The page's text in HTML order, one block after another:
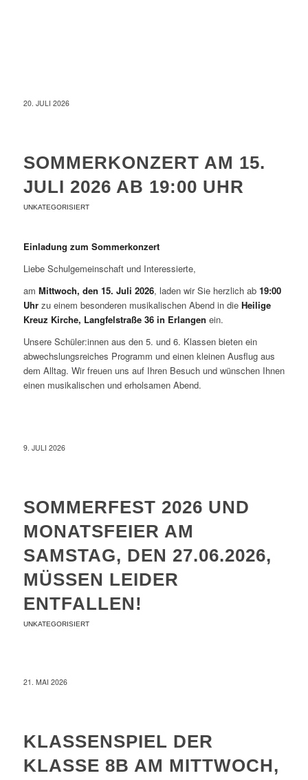
20. JULI 2026
SOMMERKONZERT AM 15.
JULI 2026 AB 19:00 UHR
UNKATEGORISIERT
Einladung zum Sommerkonzert
Liebe Schulgemeinschaft und Interessierte,
am Mittwoch, den 15. Juli 2026, laden wir Sie herzlich ab 19:00
Uhrzu einem besonderen musikalischen Abend in die Heilige
Kreuz Kirche, Langfelstraße 36 in Erlangen ein.
Unsere Schüler:innen aus den 5. und 6. Klassen bieten ein
abwechslungsreiches Programm und einen kleinen Ausflug aus
dem Alltag. Wir freuen uns auf Ihren Besuch und wünschen Ihnen
einen musikalischen und erholsamen Abend.
9. JULI 2026
SOMMERFEST 2026 UND
MONATSFEIER AM
SAMSTAG, DEN 27.06.2026,
MÜSSEN LEIDER
ENTFALLEN!
UNKATEGORISIERT
21. MAI 2026
KLASSENSPIEL DER
KLASSE 8B AM MITTWOCH,